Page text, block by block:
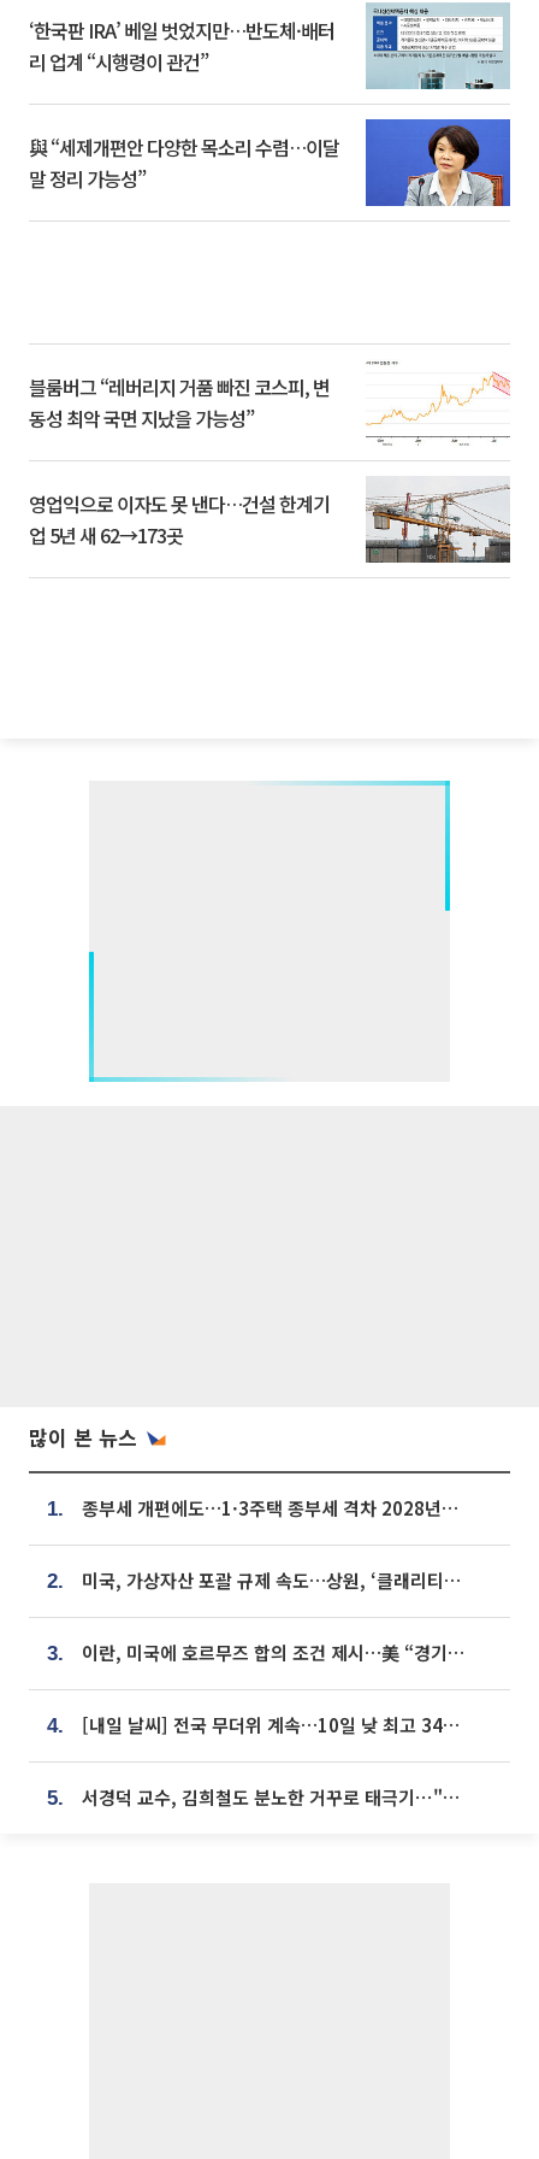
‘한국판 IRA’ 베일 벗었지만…반도체·배터
리 업계 “시행령이 관건”
與 “세제개편안 다양한 목소리 수렴…이달
말 정리 가능성”
블룸버그 “레버리지 거품 빠진 코스피, 변
동성 최악 국면 지났을 가능성”
영업익으로 이자도 못 낸다…건설 한계기
업 5년 새 62→173곳
많이 본 뉴스
1. 종부세 개편에도…1·3주택 종부세 격차 2028년부터 확대
2. 미국, 가상자산 포괄 규제 속도…상원, ‘클래리티법’ 9월 절차투표 추진
3. 이란, 미국에 호르무즈 합의 조건 제시…美 “경기 아직 안 끝나” [종합]
4. [내일 날씨] 전국 무더위 계속…10일 낮 최고 34도 육박
5. 서경덕 교수, 김희철도 분노한 거꾸로 태극기⋯"엉터리는 아냐, 아쉬울 뿐"